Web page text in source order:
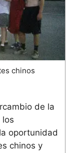
chinos
de la
los
oportunidad
chinos y